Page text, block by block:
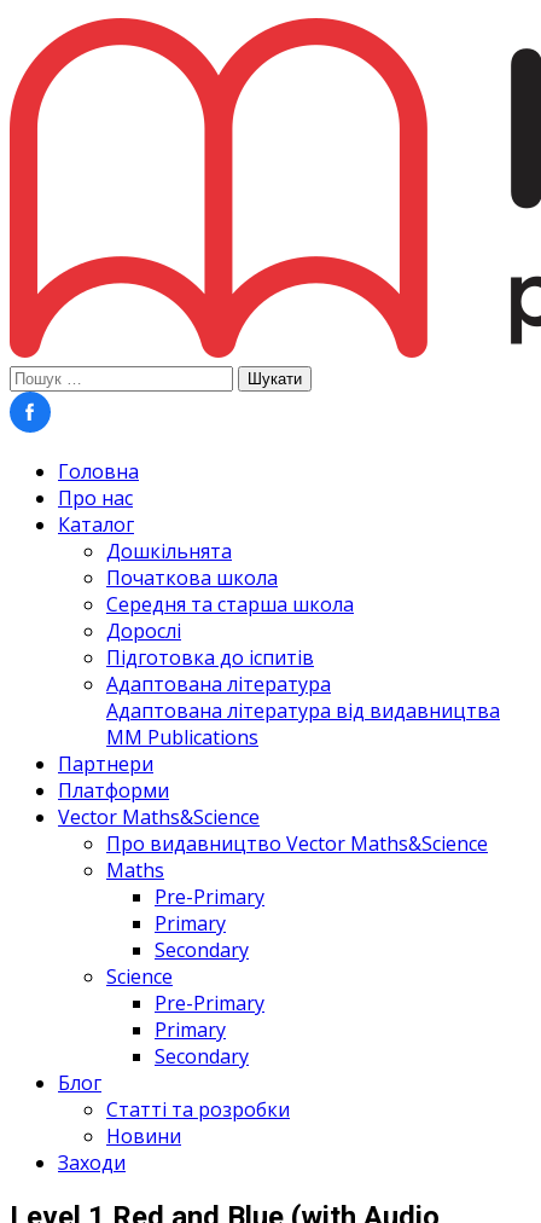
Пошук:
Головна
Про нас
Каталог
Дошкільнята
Початкова школа
Середня та старша школа
Дорослі
Підготовка до іспитів
Адаптована література
Адаптована література від видавництва
MM Publications
Партнери
Платформи
Vector Maths&Science
Про видавництво Vector Maths&Science
Maths
Pre-Primary
Primary
Secondary
Science
Pre-Primary
Primary
Secondary
Блог
Статті та розробки
Новини
Заходи